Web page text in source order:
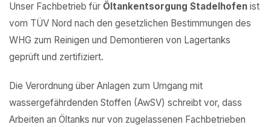
Unser Fachbetrieb für Öltankentsorgung Stadelhofen ist
vom TÜV Nord nach den gesetzlichen Bestimmungen des
WHG zum Reinigen und Demontieren von Lagertanks
geprüft und zertifiziert.
Die Verordnung über Anlagen zum Umgang mit
wassergefährdenden Stoffen (AwSV) schreibt vor, dass
Arbeiten an Öltanks nur von zugelassenen Fachbetrieben